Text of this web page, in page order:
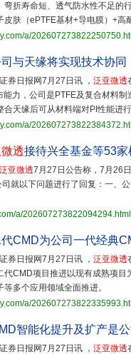
弯折寿命短、透气防水性不足的
皮肤（ePTFE基材+导电膜）+高
a/
司与天缘将实现技术协
证券日报网7月27日讯 ， 泛亚微透
力，公司是PTFE及复合材料
合天缘后可从材料端对PI性能进
a/
透接待兴全基金等53家
泛亚微透7月27日公告称，7月26
以下问题进行了回复：一、公
a/202607273822094294.html
代CMD为公司一代经典
证券日报网7月27日讯 ， 泛亚微透
代CMD项目推进以现有成熟项
多个应用领域全面推进。
a/
智能化提升及扩产是
证券日报网7月27日讯 ， 泛亚微透